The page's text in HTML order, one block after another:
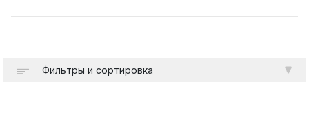
Фильтры и сортировка